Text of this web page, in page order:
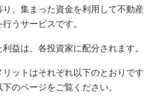
り、集まった資金を利用して不動産
うサービスです。
益は、各投資家に配分されます。
リットはそれぞれ以下のとおりです
のページをご覧ください。